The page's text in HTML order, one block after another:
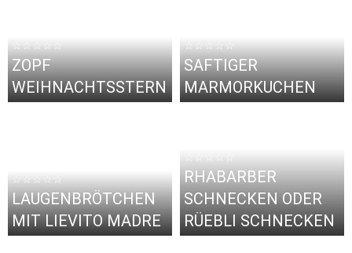
☆☆☆☆☆
ZOPF
WEIHNACHTSSTERN
☆☆☆☆☆
SAFTIGER
MARMORKUCHEN
☆☆☆☆☆
LAUGENBRÖTCHEN
MIT LIEVITO MADRE
RHABARBER
SCHNECKEN ODER
RÜEBLI SCHNECKEN